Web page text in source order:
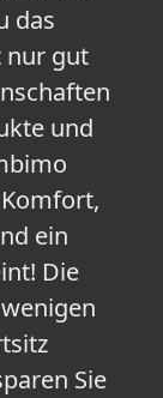
das
nur gut
und
ein
Die
Sie